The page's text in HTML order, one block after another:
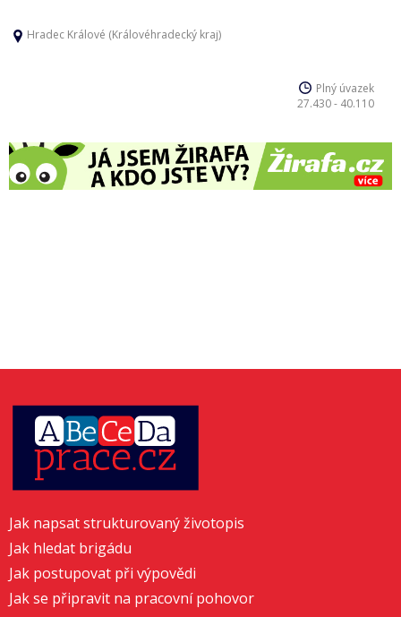
Hradec Králové (Královéhradecký kraj)
Plný úvazek
27.430 - 40.110
Jak napsat strukturovaný životopis
Jak hledat brigádu
Jak postupovat při výpovědi
Jak se připravit na pracovní pohovor